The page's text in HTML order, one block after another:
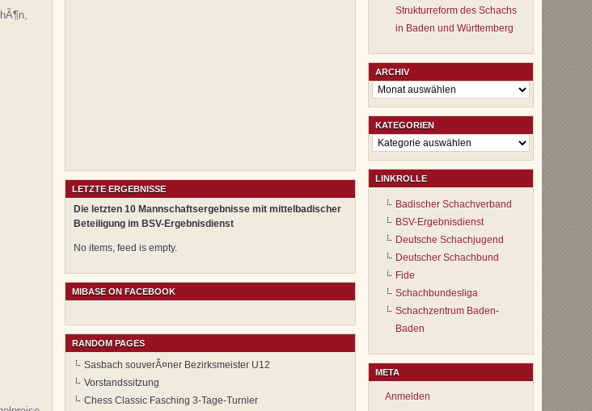
LETZTE ERGEBNISSE
Die letzten 10 Mannschaftsergebnisse mit mittelbadischer
Beteiligung im BSV-Ergebnisdienst
No items, feed is empty.
MIBASE ON FACEBOOK
RANDOM PAGES
Sasbach souverÃ¤ner Bezirksmeister U12
Vorstandssitzung
Chess Classic Fasching 3-Tage-Turnier
Strukturreform des Schachs
in Baden und Württemberg
ARCHIV
Archiv
KATEGORIEN
Kategorien
LINKROLLE
Badischer Schachverband
BSV-Ergebnisdienst
Deutsche Schachjugend
Deutscher Schachbund
Fide
Schachbundesliga
Schachzentrum Baden-
Baden
META
Anmelden